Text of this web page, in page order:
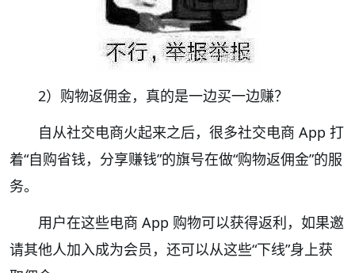
2）购物返佣金，真的是一边买一边赚？
自从社交电商火起来之后，很多社交电商 App 打
着“自购省钱，分享赚钱”的旗号在做“购物返佣金”的服
务。
用户在这些电商 App 购物可以获得返利，如果邀
请其他人加入成为会员，还可以从这些“下线”身上获